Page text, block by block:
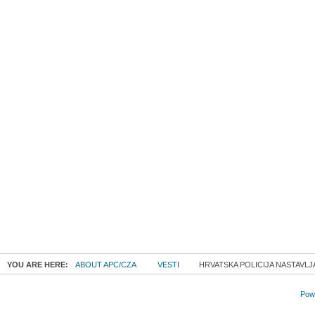
YOU ARE HERE: ABOUT APC/CZA VESTI HRVATSKA POLICIJA